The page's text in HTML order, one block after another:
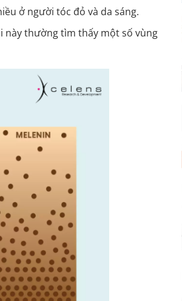
ở người tóc đỏ và da sáng.
này thường tìm thấy một số vùng